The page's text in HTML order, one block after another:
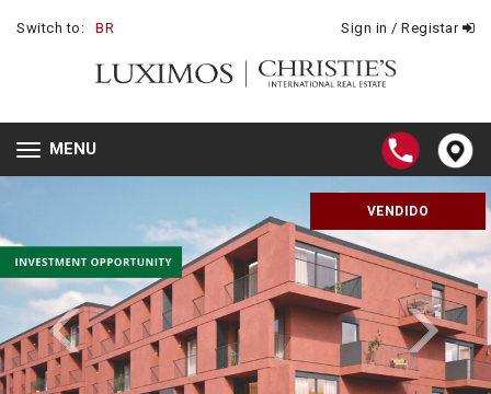
Switch to: BR Sign in / Registar
Toggle
navigation
MENU
VENDIDO